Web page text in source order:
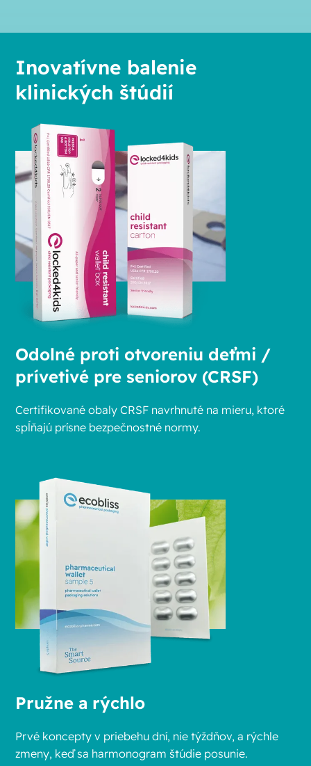
Inovatívne balenie
klinických štúdií
Odolné proti otvoreniu deťmi /
prívetivé pre seniorov (CRSF)
Certifikované obaly CRSF navrhnuté na mieru, ktoré
spĺňajú prísne bezpečnostné normy.
Pružne a rýchlo
Prvé koncepty v priebehu dní, nie týždňov, a rýchle
zmeny, keď sa harmonogram štúdie posunie.